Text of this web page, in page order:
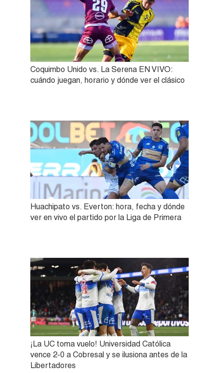
Coquimbo Unido vs. La Serena EN VIVO:
cuándo juegan, horario y dónde ver el clásico
Huachipato vs. Everton: hora, fecha y dónde
ver en vivo el partido por la Liga de Primera
¡La UC toma vuelo! Universidad Católica
vence 2-0 a Cobresal y se ilusiona antes de la
Libertadores